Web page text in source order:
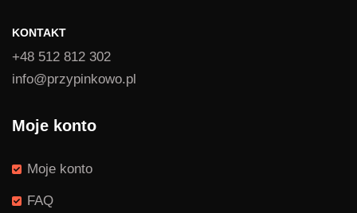
KONTAKT
+48 512 812 302
info@przypinkowo.pl
Moje konto
Moje konto
FAQ